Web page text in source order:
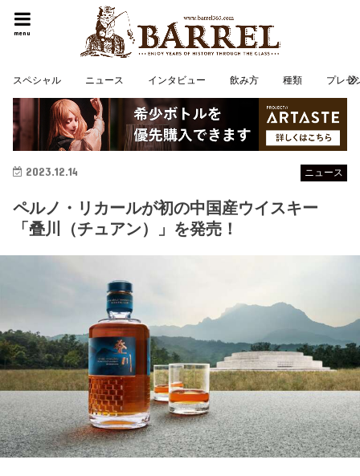
menu
スペシャル ニュース インタビュー 飲み方 種類 プレゼ
ニュース
2023.12.14
ペルノ・リカールが初の中国産ウイスキー
「叠川（チュアン）」を発売！